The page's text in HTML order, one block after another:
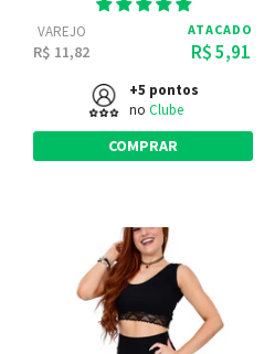
VAREJO
R$ 11,82
ATACADO
R$ 5,91
+5 pontos
no Clube
COMPRAR